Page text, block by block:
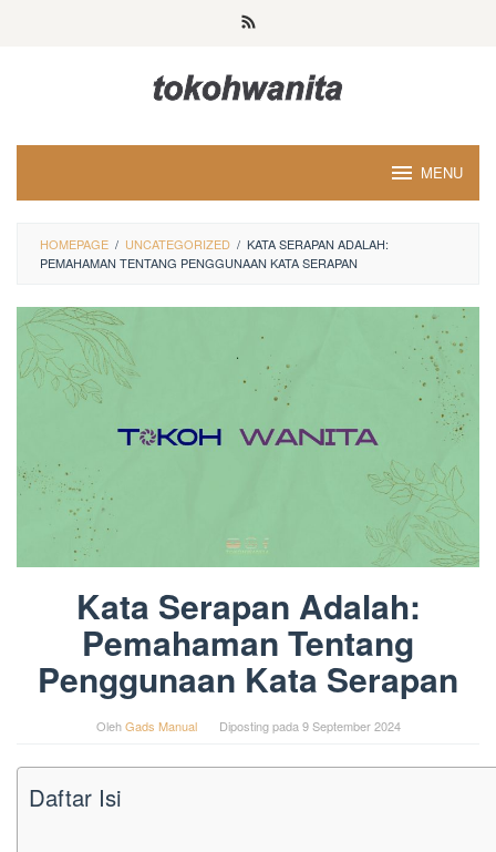
MENU
HOMEPAGE / UNCATEGORIZED / KATA SERAPAN ADALAH:
PEMAHAMAN TENTANG PENGGUNAAN KATA SERAPAN
Kata Serapan Adalah:
Pemahaman Tentang
Penggunaan Kata Serapan
OlehGads Manual Diposting pada 9 September 2024
Daftar Isi